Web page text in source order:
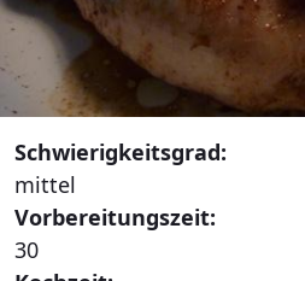
Schwierigkeitsgrad:
mittel
Vorbereitungszeit:
30